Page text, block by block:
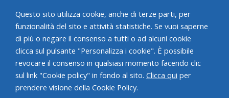
HOME
CHI SIAMO
Questo sito utilizza cookie, anche di terze parti, per
funzionalità del sito e attività statistiche. Se vuoi saperne
di più o negare il consenso a tutti o ad alcuni cookie
clicca sul pulsante "Personalizza i cookie". È possibile
revocare il consenso in qualsiasi momento facendo clic
sul link "Cookie policy" in fondo al sito. Clicca qui per
prendere visione della Cookie Policy.